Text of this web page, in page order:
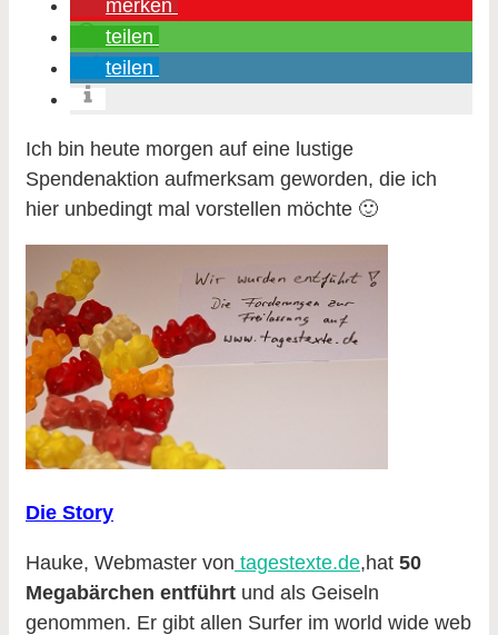
merken
teilen
teilen
Ich bin heute morgen auf eine lustige
Spendenaktion aufmerksam geworden, die ich
hier unbedingt mal vorstellen möchte 🙂
Die Story
Hauke, Webmaster von tagestexte.de,hat 50
Megabärchen entführt und als Geiseln
genommen. Er gibt allen Surfer im world wide web